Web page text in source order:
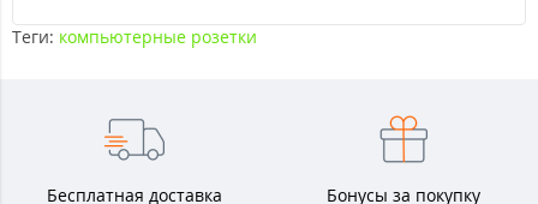
Теги: компьютерные розетки
Бесплатная доставка
Бонусы за покупку